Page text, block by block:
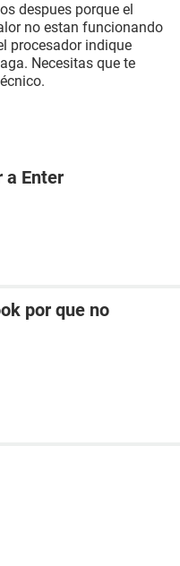
despues porque el
no estan funcionando
procesador indique
Necesitas que te
a Enter
por que no